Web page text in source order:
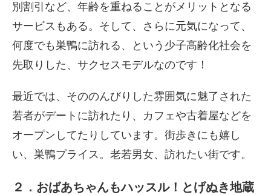
別割引など、年齢を重ねることがメリットとなる
サービスもある。そして、さらに元気になって、
何度でも巣鴨に訪れる、という少子高齢化社会を
先取りした、サクセスモデルなのです！
最近では、そののんびりした雰囲気に魅了された
若者がデートに訪れたり、カフェや古着屋などを
オープンしてたりしています。街歩きにも嬉し
い、巣鴨プライス。老若男女、訪れたい街です。
２．おばあちゃんもハッスル！とげぬき地蔵